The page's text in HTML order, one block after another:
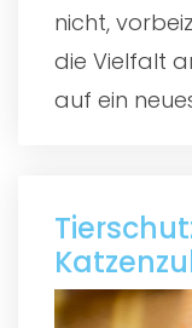
nicht,
die Vielfalt
auf ein